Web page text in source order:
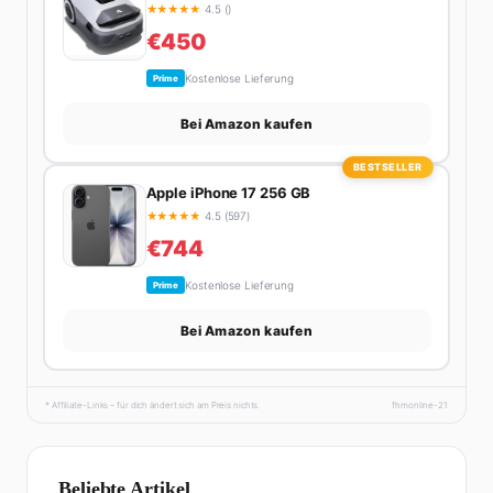
★★★★★ 4.5 ()
€450
Prime Kostenlose Lieferung
Bei Amazon kaufen
BESTSELLER
Apple iPhone 17 256 GB
★★★★★ 4.5 (597)
€744
Prime Kostenlose Lieferung
Bei Amazon kaufen
* Affiliate-Links – für dich ändert sich am Preis nichts. fhmonline-21